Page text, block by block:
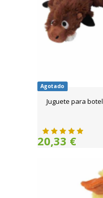
Agotado
Juguete para
20,33 €